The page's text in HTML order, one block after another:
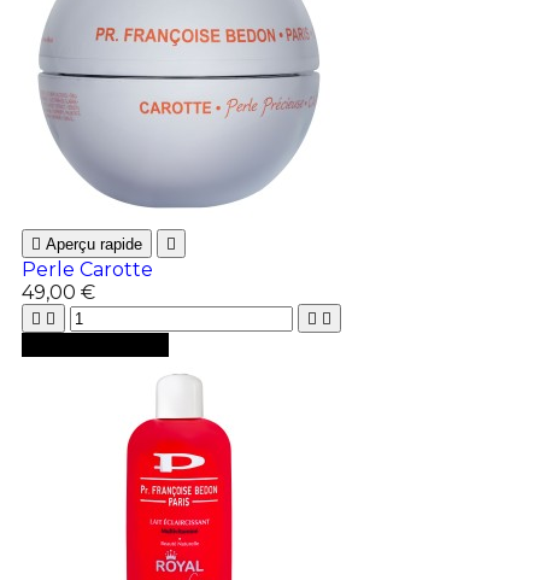
 Aperçu rapide 
Perle Carotte
49,00 €
   